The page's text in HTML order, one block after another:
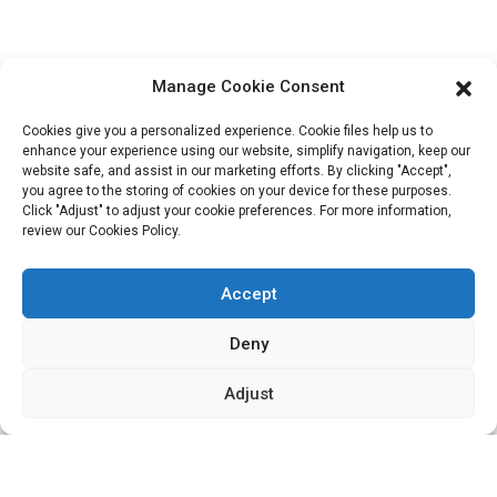
+86 13410678885
Bulletins D'information
Saisissez votre adresse e-mail et nous vous enverrons les dernières
informations sur nos offres.
Copyright © 2023 HUIZHOU XIDINGLI PACK CO., LTD. Tous
Manage Cookie Consent
Cookies give you a personalized experience. Cookie files help us to
enhance your experience using our website, simplify navigation, keep our
website safe, and assist in our marketing efforts. By clicking "Accept",
you agree to the storing of cookies on your device for these purposes.
Click "Adjust" to adjust your cookie preferences. For more information,
review our Cookies Policy.
Accept
Deny
Adjust